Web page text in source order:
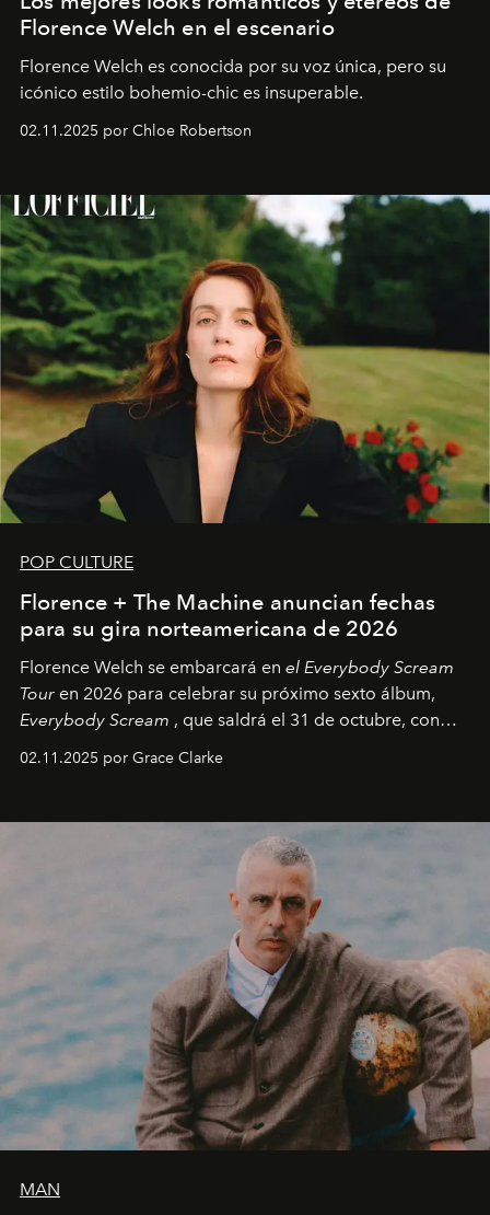
Florence Welch en el escenario
Florence Welch es conocida por su voz única, pero su
icónico estilo bohemio-chic es insuperable.
02.11.2025 por Chloe Robertson
POP CULTURE
Florence + The Machine anuncian fechas
para su gira norteamericana de 2026
Florence Welch se embarcará en el Everybody Scream
Tour en 2026 para celebrar su próximo sexto álbum,
Everybody Scream , que saldrá el 31 de octubre, con
fechas en Norteamérica a partir de abril del próximo
02.11.2025 por Grace Clarke
MAN